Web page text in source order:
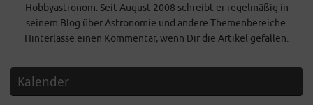
Hobbyastronom. Seit August 2008 schreibt er regelmäßig in
seinem Blog über Astronomie und andere Themenbereiche.
Hinterlasse einen Kommentar, wenn Dir die Artikel gefallen.
Kalender